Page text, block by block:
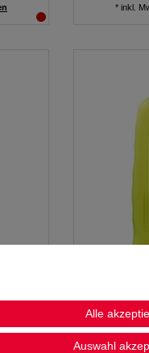
* inkl.
Alle
Auswahl